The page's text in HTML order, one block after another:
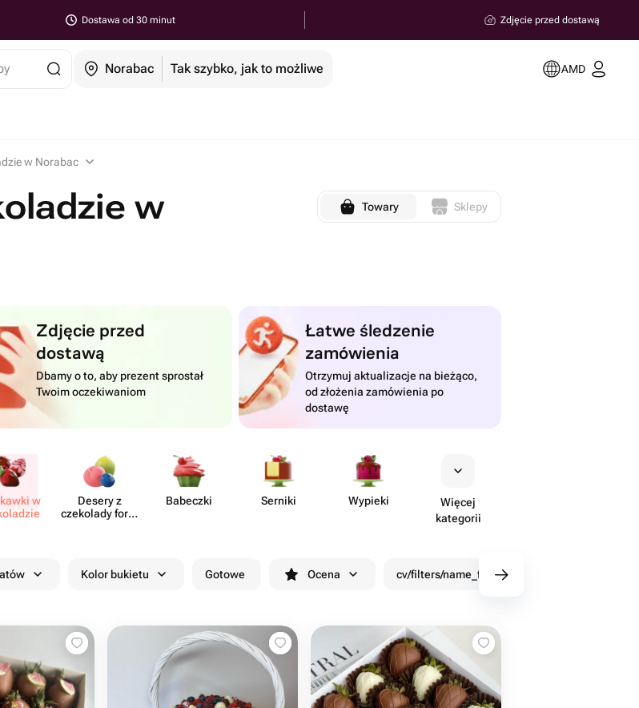
Dostawa od 30 minut Zdjęcie przed dostawą
Norabac Tak szybko, jak to możliwe AMD
w Norabac
w
Towary Sklepy
Zdjęcie przed
dostawą
Dbamy o to, aby prezent sprostał
Twoim oczekiwaniom
Łatwe śledzenie
zamówienia
Otrzymuj aktualizacje na bieżąco,
od złożenia zamówienia po
dostawę
w
Desery z
czekolady form​
Babeczki Serniki Wypieki
Więcej
kategorii
Kolor bukietu Gotowe Ocena cv/filters/name_fast_delivery